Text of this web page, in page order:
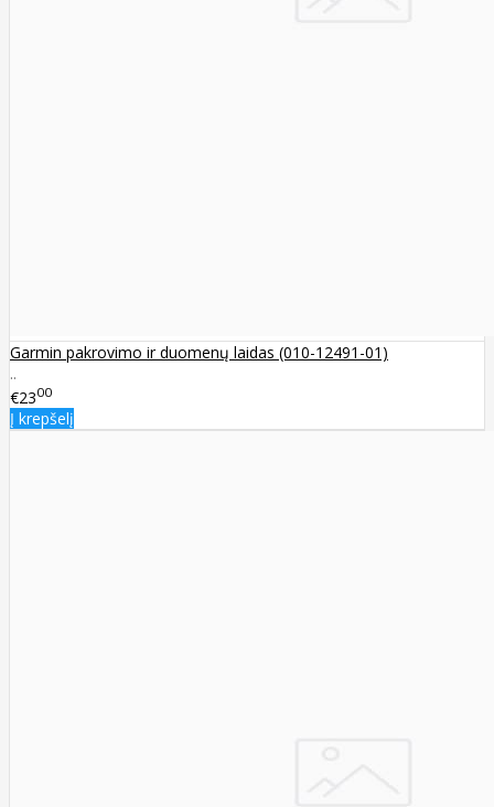
Garmin pakrovimo ir duomenų laidas (010-12491-01)
..
€2300
Į krepšelį